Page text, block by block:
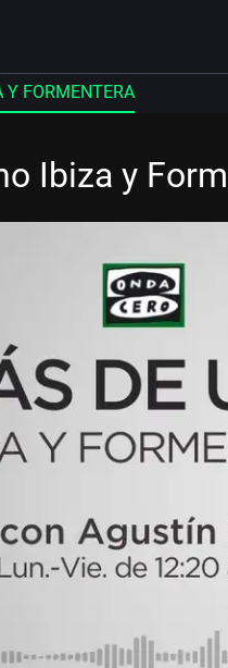
Y FORMENTERA
Ibiza y